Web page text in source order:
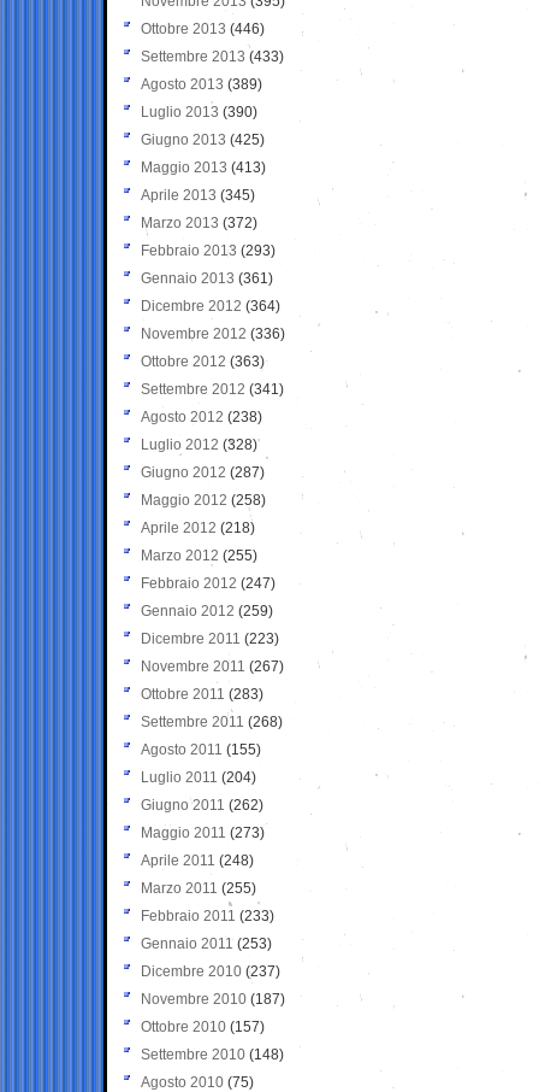
Ottobre 2013 (446)
Settembre 2013 (433)
Agosto 2013 (389)
Luglio 2013 (390)
Giugno 2013 (425)
Maggio 2013 (413)
Aprile 2013 (345)
Marzo 2013 (372)
Febbraio 2013 (293)
Gennaio 2013 (361)
Dicembre 2012 (364)
Novembre 2012 (336)
Ottobre 2012 (363)
Settembre 2012 (341)
Agosto 2012 (238)
Luglio 2012 (328)
Giugno 2012 (287)
Maggio 2012 (258)
Aprile 2012 (218)
Marzo 2012 (255)
Febbraio 2012 (247)
Gennaio 2012 (259)
Dicembre 2011 (223)
Novembre 2011 (267)
Ottobre 2011 (283)
Settembre 2011 (268)
Agosto 2011 (155)
Luglio 2011 (204)
Giugno 2011 (262)
Maggio 2011 (273)
Aprile 2011 (248)
Marzo 2011 (255)
Febbraio 2011 (233)
Gennaio 2011 (253)
Dicembre 2010 (237)
Novembre 2010 (187)
Ottobre 2010 (157)
Settembre 2010 (148)
Agosto 2010 (75)